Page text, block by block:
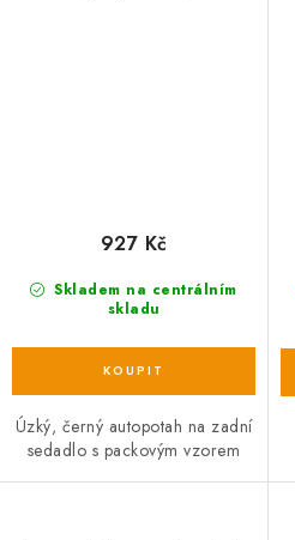
Skladem na centrálním
skladu
927 Kč
Úzký, černý autopotah na zadní
sedadlo s packovým vzorem